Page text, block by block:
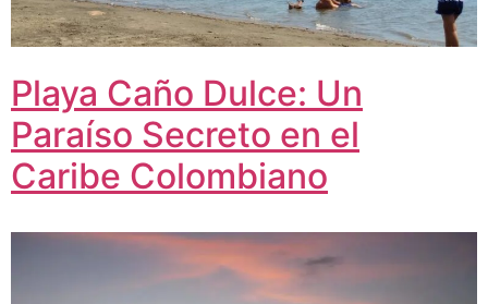
Playa Caño Dulce: Un
Paraíso Secreto en el
Caribe Colombiano